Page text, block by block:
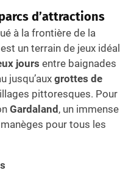
d’attractions
à la frontière de la
un terrain de jeux idéal
jours entre baignades
jusqu’aux grottes de
pittoresques. Pour
Gardaland, un immense
pour tous les